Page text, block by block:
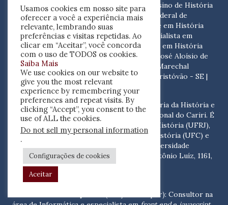
Itamar Freitas: Professor nas áreas de Ensino de História
e de Teoria da História na Universidade Federal de
Sergipe. É doutor em Educação (PUC/SP) e em História
(UFRGS), mestre em História (UFRJ), especialista em
Organização de Arquivos (USP) e licenciado em História
(UFS). Contato:Cidade Universitária Prof. José Aloísio de
Campos. Bloco Departamental I, sala 9, Av. Marechal
Rondon, S/N - Rosa Elze, 49100-000 São Cristóvão - SE |
contato@resenhacritica.com.br
Jane Semeão: Professora nas áreas de Teoria da História e
de Ensino de História na Universidade Regional do Cariri. É
doutora em História (UFRGS), mestre em História (UFRJ),
especialista em Teoria e Metodologia da HIstória (UFC) e
Universidade
Regional do Cariri - URCA. Rua Coronel Antônio Luíz, 1161,
Pimenta, 63105 -010 Crato - CE
contato@resenhacritica.com.br
(Gally Developer): Consultor na
Usamos cookies em nosso site para
oferecer a você a experiência mais
relevante, lembrando suas
preferências e visitas repetidas. Ao
clicar em “Aceitar”, você concorda
com o uso de TODOS os cookies.
Saiba Mais
We use cookies on our website to
give you the most relevant
experience by remembering your
preferences and repeat visits. By
clicking “Accept”, you consent to the
use of ALL the cookies.
Do not sell my personal information
.
Configurações de cookies
Aceitar